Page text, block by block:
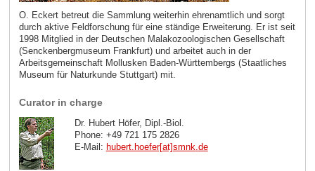
O. Eckert betreut die Sammlung weiterhin ehrenamtlich und sorgt
durch aktive Feldforschung für eine ständige Erweiterung. Er ist seit
1998 Mitglied in der Deutschen Malakozoologischen Gesellschaft
(Senckenbergmuseum Frankfurt) und arbeitet auch in der
Arbeitsgemeinschaft Mollusken Baden-Württembergs (Staatliches
Museum für Naturkunde Stuttgart) mit.
Curator in charge
Dr. Hubert Höfer, Dipl.-Biol.
Phone: +49 721 175 2826
E-Mail: hubert.hoefer[at]smnk.de